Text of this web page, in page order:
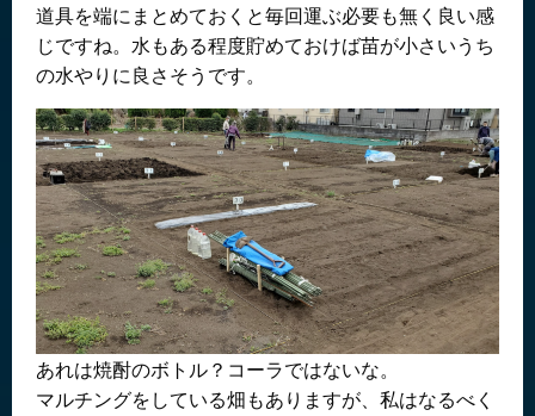
道具を端にまとめておくと毎回運ぶ必要も無く良い感
じですね。水もある程度貯めておけば苗が小さいうち
の水やりに良さそうです。
あれは焼酎のボトル？コーラではないな。
マルチングをしている畑もありますが、私はなるべく